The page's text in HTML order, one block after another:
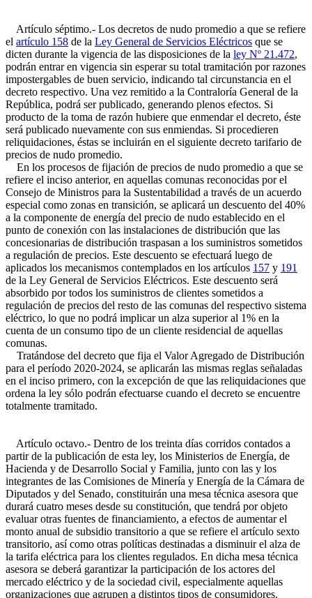
Artículo séptimo.- Los decretos de nudo promedio a que se refiere
el artículo 158 de la Ley General de Servicios Eléctricos que se
dicten durante la vigencia de las disposiciones de la ley Nº 21.472,
podrán entrar en vigencia sin esperar su total tramitación por razones
impostergables de buen servicio, indicando tal circunstancia en el
decreto respectivo. Una vez remitido a la Contraloría General de la
República, podrá ser publicado, generando plenos efectos. Si
producto de la toma de razón hubiere que enmendar el decreto, éste
será publicado nuevamente con sus enmiendas. Si procedieren
reliquidaciones, éstas se incluirán en el siguiente decreto tarifario de
precios de nudo promedio.
En los procesos de fijación de precios de nudo promedio a que se
refiere el inciso anterior, en aquellas comunas reconocidas por el
Consejo de Ministros para la Sustentabilidad a través de un acuerdo
especial como zonas en transición, se aplicará un descuento del 40%
a la componente de energía del precio de nudo establecido en el
punto de conexión con las instalaciones de distribución que las
concesionarias de distribución traspasan a los suministros sometidos
a regulación de precios. Este descuento se efectuará luego de
aplicados los mecanismos contemplados en los artículos 157 y 191
de la Ley General de Servicios Eléctricos. Este descuento será
absorbido por todos los suministros de clientes sometidos a
regulación de precios del resto de las comunas del respectivo sistema
eléctrico, lo que no podrá implicar un alza superior al 1% en la
cuenta de un consumo tipo de un cliente residencial de aquellas
comunas.
Tratándose del decreto que fija el Valor Agregado de Distribución
para el período 2020-2024, se aplicarán las mismas reglas señaladas
en el inciso primero, con la excepción de que las reliquidaciones que
ordena la ley sólo podrán efectuarse cuando el decreto se encuentre
totalmente tramitado.
Artículo octavo.- Dentro de los treinta días corridos contados a
partir de la publicación de esta ley, los Ministerios de Energía, de
Hacienda y de Desarrollo Social y Familia, junto con las y los
integrantes de las Comisiones de Minería y Energía de la Cámara de
Diputados y del Senado, constituirán una mesa técnica asesora que
durará cuatro meses desde su constitución, que tendrá por objeto
evaluar otras fuentes de financiamiento, a efectos de aumentar el
monto anual de subsidio transitorio a que se refiere el artículo sexto
transitorio, así como otras políticas destinadas a disminuir el alza de
la tarifa eléctrica para los clientes regulados. En dicha mesa técnica
asesora se deberá garantizar la participación de los actores del
mercado eléctrico y de la sociedad civil, especialmente aquellas
organizaciones que agrupen a distintos tipos de consumidores.